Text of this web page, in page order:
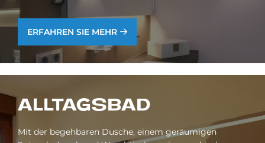
ERFAHREN SIE MEHR
ALL­TAGS­BAD
Mit der begehbaren Dusche, einem geräumigen